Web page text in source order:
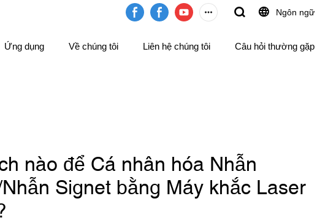
Ngôn ngữ
Ứng dụng Về chúng tôi Liên hệ chúng tôi Câu hỏi thường gặp
nào để Cá nhân hóa Nhẫn
Signet bằng Máy khắc Laser